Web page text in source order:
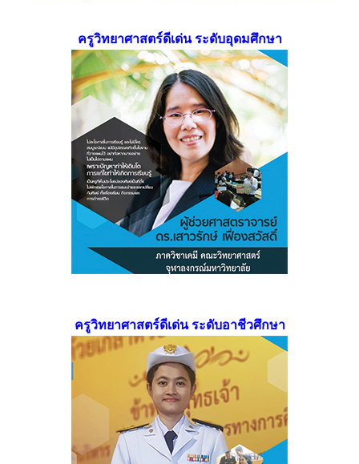
ครูวิทยาศาสตร์ดีเด่น ระดับอุดมศึกษา
ครูวิทยาศาสตร์ดีเด่น ระดับอาชีวศึกษา